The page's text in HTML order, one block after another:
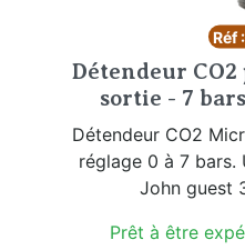
Réf
Détendeur
sortie - 7
Détendeur CO2
réglage 0 à 7 bars.
John guest
Prêt à être